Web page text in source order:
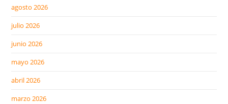
agosto 2026
julio 2026
junio 2026
mayo 2026
abril 2026
marzo 2026